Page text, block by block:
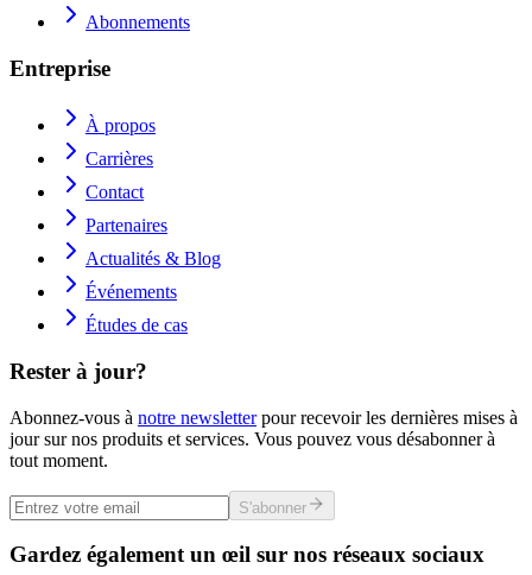
Abonnements
Entreprise
À propos
Carrières
Contact
Partenaires
Actualités & Blog
Événements
Études de cas
Rester à jour?
Abonnez-vous à notre newsletterpour recevoir les dernières mises à
jour sur nos produits et services. Vous pouvez vous désabonner à
tout moment.
S'abonner
Gardez également un œil sur nos réseaux sociaux